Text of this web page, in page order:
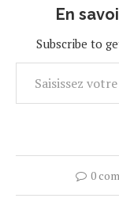
d'échange et
En
Subscribe to
0